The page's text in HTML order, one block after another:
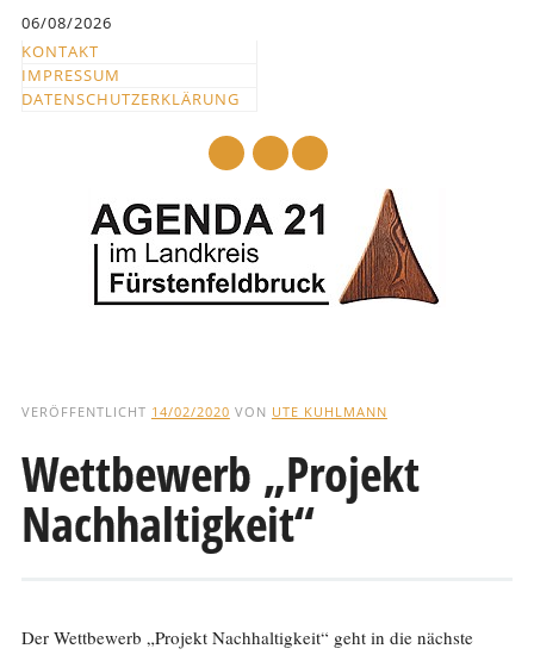
springen
06/08/2026
KONTAKT
IMPRESSUM
DATENSCHUTZERKLÄRUNG
und
Text
VERÖFFENTLICHT 14/02/2020 VON UTE KUHLMANN
Wettbewerb „Projekt
Nachhaltigkeit“
Der Wettbewerb „Projekt Nachhaltigkeit“ geht in die nächste